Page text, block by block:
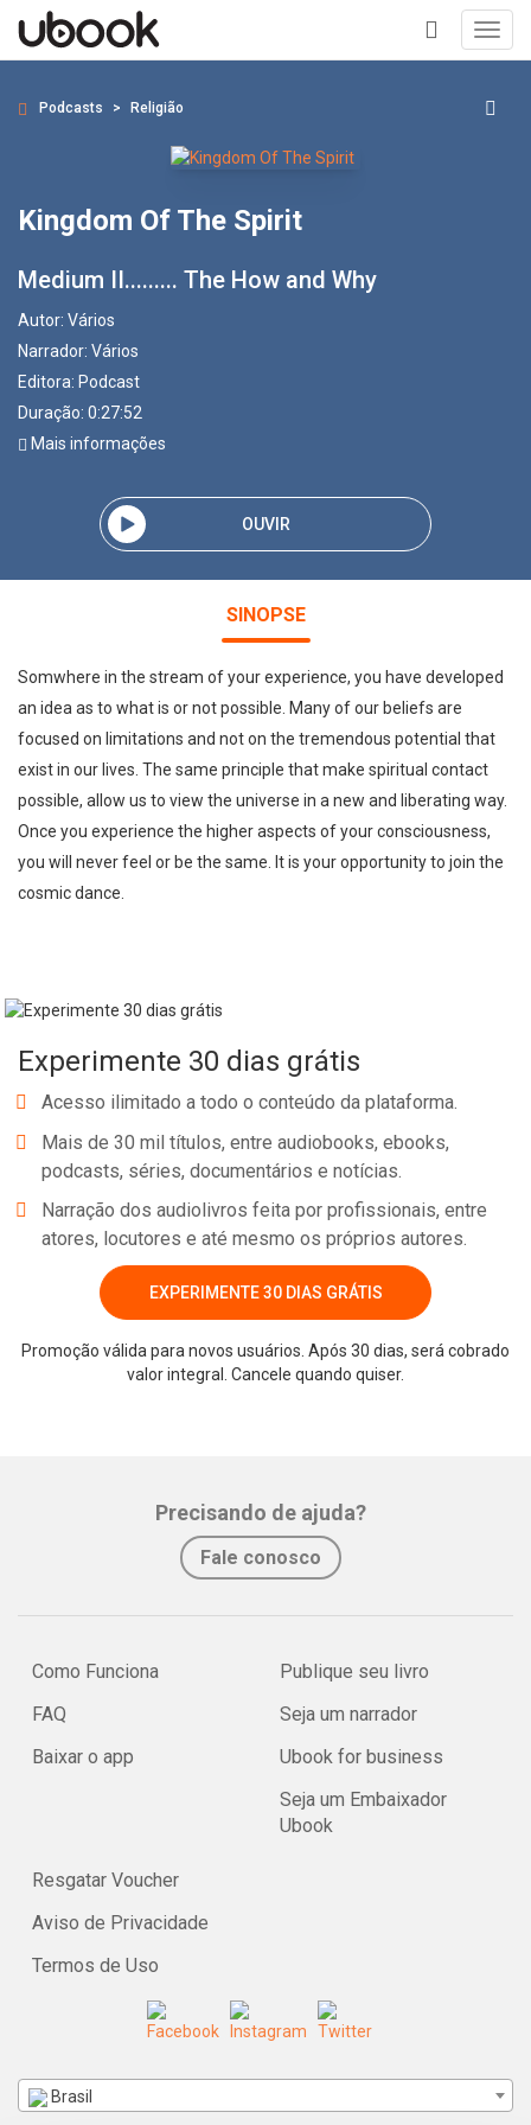
+
Podcasts Religião
Kingdom Of The Spirit
Medium II......... The How and Why
Autor: Vários
Narrador: Vários
Editora: Podcast
Duração: 0:27:52
Mais informações
OUVIR
SINOPSE
Somwhere in the stream of your experience, you have developed
an idea as to what is or not possible. Many of our beliefs are
focused on limitations and not on the tremendous potential that
exist in our lives. The same principle that make spiritual contact
possible, allow us to view the universe in a new and liberating way.
Once you experience the higher aspects of your consciousness,
you will never feel or be the same. It is your opportunity to join the
cosmic dance.
Experimente 30 dias grátis
Acesso ilimitado a todo o conteúdo da plataforma.
Mais de 30 mil títulos, entre audiobooks, ebooks,
podcasts, séries, documentários e notícias.
Narração dos audiolivros feita por profissionais, entre
atores, locutores e até mesmo os próprios autores.
EXPERIMENTE 30 DIAS GRÁTIS
Promoção válida para novos usuários. Após 30 dias, será cobrado
valor integral. Cancele quando quiser.
Precisando de ajuda?
Fale conosco
Como Funciona
FAQ
Baixar o app
Publique seu livro
Seja um narrador
Ubook for business
Seja um Embaixador
Ubook
Resgatar Voucher
Aviso de Privacidade
Termos de Uso
Brasil
Whatsapp Facebook Twitter E-mail